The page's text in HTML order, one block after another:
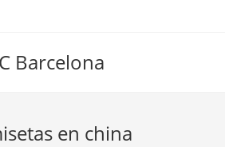
Barcelona
en china